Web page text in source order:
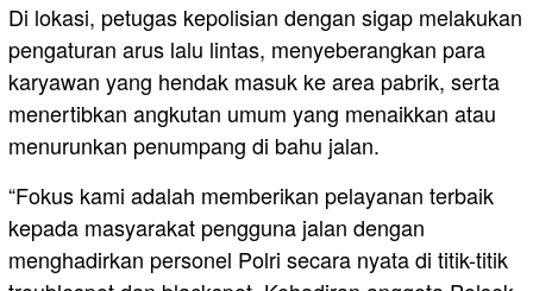
Di lokasi, petugas kepolisian dengan sigap melakukan
pengaturan arus lalu lintas, menyeberangkan para
karyawan yang hendak masuk ke area pabrik, serta
menertibkan angkutan umum yang menaikkan atau
menurunkan penumpang di bahu jalan.
“Fokus kami adalah memberikan pelayanan terbaik
kepada masyarakat pengguna jalan dengan
menghadirkan personel Polri secara nyata di titik-titik